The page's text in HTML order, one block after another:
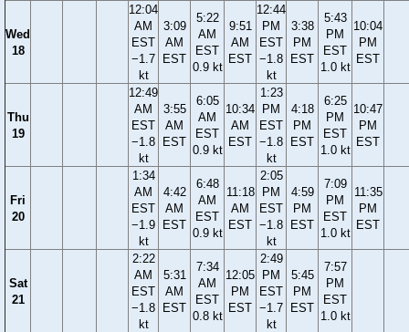
Wed
18
12:04
AM
EST
−1.7
kt
3:09
AM
EST
5:22
AM
EST
0.9 kt
9:51
AM
EST
12:44
PM
EST
−1.8
kt
3:38
PM
EST
5:43
PM
EST
1.0 kt
10:04
PM
EST
Thu
19
12:49
AM
EST
−1.8
kt
3:55
AM
EST
6:05
AM
EST
0.9 kt
10:34
AM
EST
1:23
PM
EST
−1.8
kt
4:18
PM
EST
6:25
PM
EST
1.0 kt
10:47
PM
EST
Fri
20
1:34
AM
EST
−1.9
kt
4:42
AM
EST
6:48
AM
EST
0.9 kt
11:18
AM
EST
2:05
PM
EST
−1.8
kt
4:59
PM
EST
7:09
PM
EST
1.0 kt
11:35
PM
EST
Sat
21
2:22
AM
EST
−1.8
kt
5:31
AM
EST
7:34
AM
EST
0.8 kt
12:05
PM
EST
2:49
PM
EST
−1.7
kt
5:45
PM
EST
7:57
PM
EST
1.0 kt